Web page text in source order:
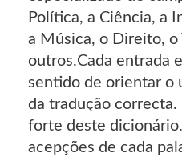
Política, a Ciência, a
a Música, o Direito,
outros.Cada entrada
sentido de orientar o
da tradução
forte deste
acepções de cada